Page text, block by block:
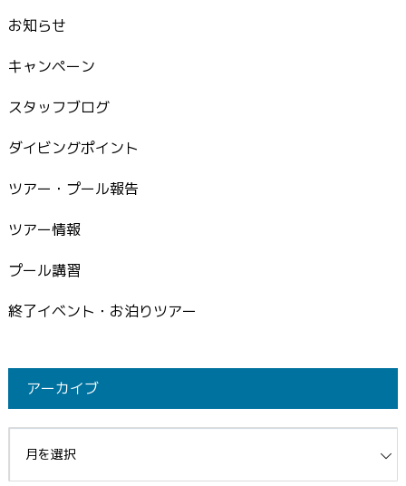
お知らせ
キャンペーン
スタッフブログ
ダイビングポイント
ツアー・プール報告
ツアー情報
プール講習
終了イベント・お泊りツアー
アーカイブ